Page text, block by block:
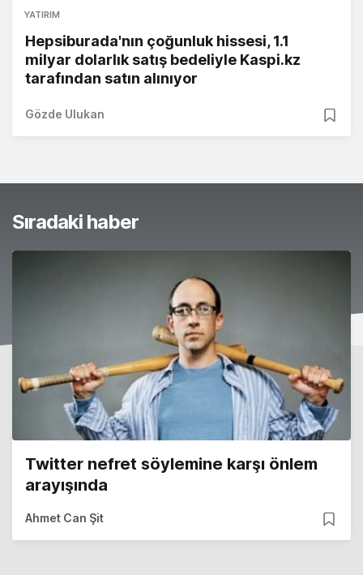
YATIRIM
Hepsiburada'nın çoğunluk hissesi, 1.1
milyar dolarlık satış bedeliyle Kaspi.kz
tarafından satın alınıyor
Gözde Ulukan
Sıradaki haber
Twitter nefret söylemine karşı önlem
arayışında
Ahmet Can Şit